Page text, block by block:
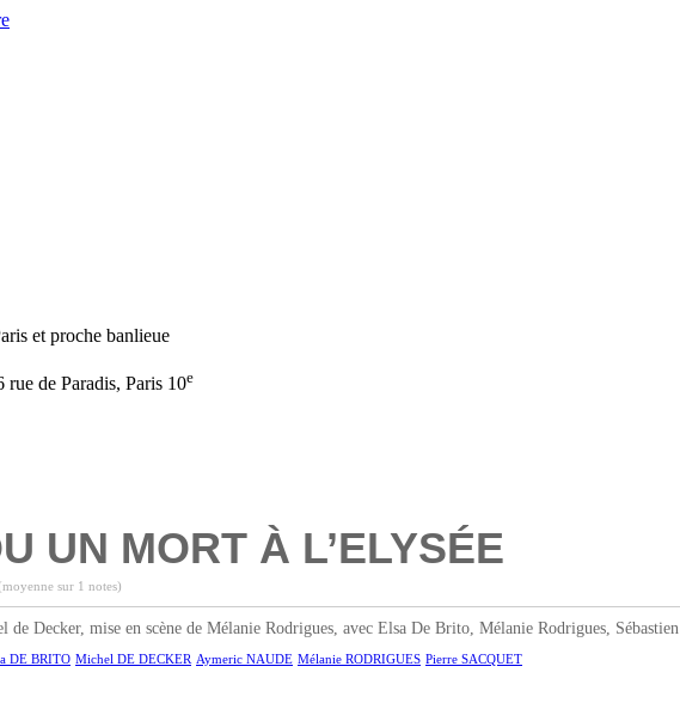
et proche banlieue
de Paradis, Paris 10e
UN MORT À L’ELYSÉE
sur 1 notes)
Decker, mise en scène de Mélanie Rodrigues, avec Elsa De Brito, Mélanie Rodrigues,
DE BRITO Michel DE DECKER Aymeric NAUDE Mélanie RODRIGUES Pierre SACQUET